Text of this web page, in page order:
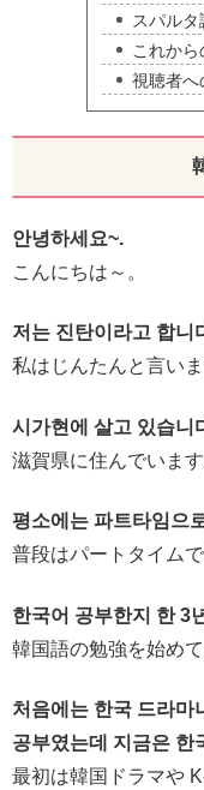
スパル
これか
視聴者へ
안녕하세요~.
こんにちは～。
저는 진탄이라고 합니
私はじんたんと言いま
시가현에 살고 있습니
滋賀県に住んでいます
평소에는 파트타임으
普段はパートタイム
한국어 공부한지 한 3
韓国語の勉強を始め
처음에는 한국 드라마
공부였는데 지금은 한
最初は韓国ドラマや